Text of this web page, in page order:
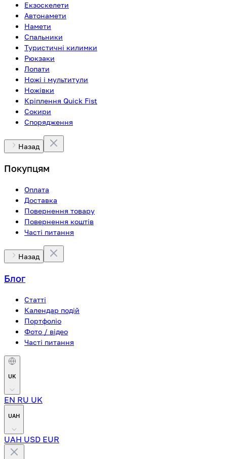
Екзоскелети
Автонамети
Намети
Спальники
Туристичні килимки
Рюкзаки
Лопати
Ножі і мультитули
Ножівки
Кріплення Quick Fist
Сокири
Спорядження
Назад
Покупцям
Оплата
Доставка
Повернення товару
Повернення коштів
Часті питання
Назад
Блог
Статті
Календар подій
Портфоліо
Фото / відео
Часті питання
UK
EN RU UK
UAH
UAH USD EUR